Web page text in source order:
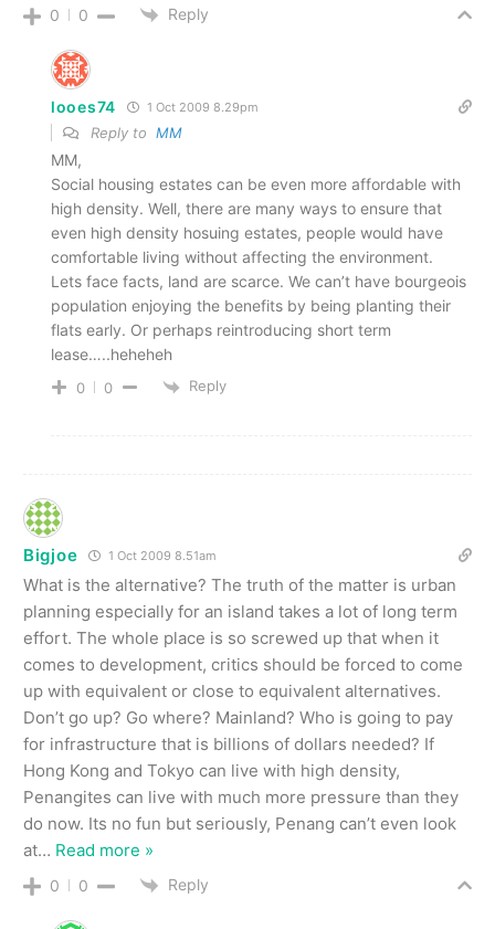
0 0 Reply
looes74 1 Oct 2009 8.29pm
Reply to MM
MM,
Social housing estates can be even more affordable with
high density. Well, there are many ways to ensure that
even high density hosuing estates, people would have
comfortable living without affecting the environment.
Lets face facts, land are scarce. We can’t have bourgeois
population enjoying the benefits by being planting their
flats early. Or perhaps reintroducing short term
lease…..heheheh
0 0 Reply
Bigjoe 1 Oct 2009 8.51am
What is the alternative? The truth of the matter is urban
planning especially for an island takes a lot of long term
effort. The whole place is so screwed up that when it
comes to development, critics should be forced to come
up with equivalent or close to equivalent alternatives.
Don’t go up? Go where? Mainland? Who is going to pay
for infrastructure that is billions of dollars needed? If
Hong Kong and Tokyo can live with high density,
Penangites can live with much more pressure than they
do now. Its no fun but seriously, Penang can’t even look
at… Read more »
0 0 Reply